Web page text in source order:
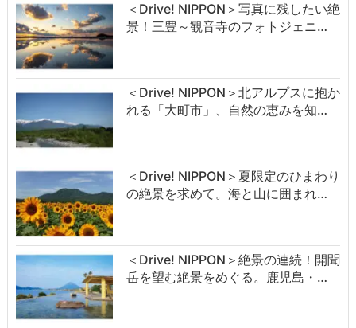
＜Drive! NIPPON＞写真に残したい絶
景！三豊～観音寺のフォトジェニ…
＜Drive! NIPPON＞北アルプスに抱か
れる「大町市」、自然の恵みを知…
＜Drive! NIPPON＞夏限定のひまわり
の絶景を求めて。海と山に囲まれ…
＜Drive! NIPPON＞絶景の連続！開聞
岳を望む絶景をめぐる。鹿児島・…